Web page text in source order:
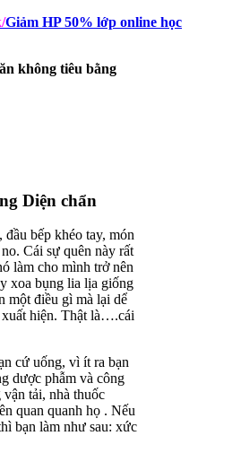
/Giảm HP 50% lớp online học
không tiêu bằng
Diện chẩn
bếp khéo tay, món
Cái sự quên này rất
làm cho mình trở nên
xoa bụng lia lịa giống
một điều gì mà lại dể
hiện. Thật là….cái
cứ uống, vì ít ra bạn
dược phẫm và công
vận tải, nhà thuốc
quan quanh họ . Nếu
bạn làm như sau: xức